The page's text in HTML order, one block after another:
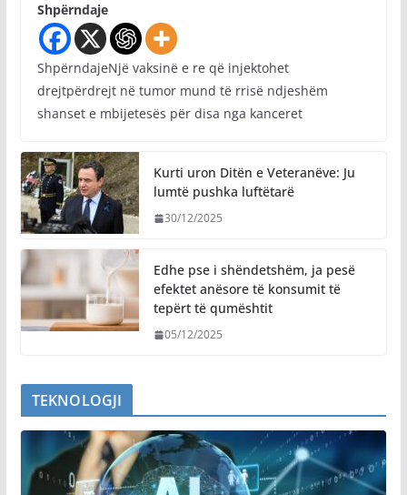
Shpërndaje
ShpërndajeNjë vaksinë e re që injektohet
drejtpërdrejt në tumor mund të rrisë ndjeshëm
shanset e mbijetesës për disa nga kanceret
Kurti uron Ditën e Veteranëve: Ju
lumtë pushka luftëtarë
30/12/2025
Edhe pse i shëndetshëm, ja pesë
efektet anësore të konsumit të
tepërt të qumështit
05/12/2025
TEKNOLOGJI